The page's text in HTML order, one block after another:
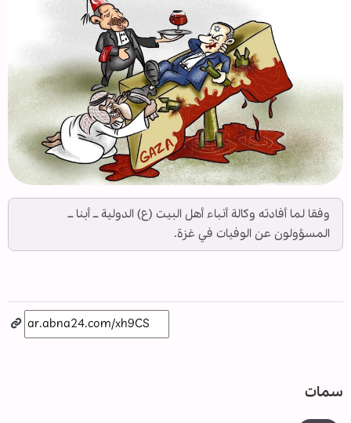
وفقا لما أفادته وكالة أنباء أهل البيت (ع) الدولية ــ أبنا ــ
المسؤولون عن الوفيات في غزة.
سمات